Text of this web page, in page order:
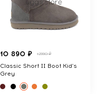
10 890 ₽ 12990 ₽
Classic Short II Boot Kid's
Grey